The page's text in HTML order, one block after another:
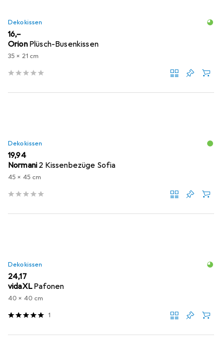
Dekokissen
EUR
16,–
Orion Plüsch-Busenkissen
35 x 21 cm
Dekokissen
EUR
19,94
Normani 2 Kissenbezüge Sofia
45 x 45 cm
Dekokissen
EUR
24,17
vidaXL Pafonen
40 x 40 cm
1